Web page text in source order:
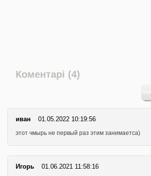
Коментарі (4)
иван 01.05.2022 10:19:56
этот чмырь не первый раз этим занимаетса)
Игорь 01.06.2021 11:58:16